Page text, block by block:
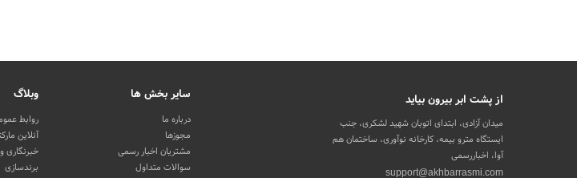
از پشت ابر بیرون بیاید
میدان آزادی، ابتدای اتوبان شهید لشکری، جنب
ایستگاه مترو بیمه، کارخانه نوآوری، ساختمان هم
آوا، اخباررسمی
support@akhbarrasmi.com
سایر بخش ها
درباره ما
مجوزها
مشتریان اخبار رسمی
سوالات متداول
وبلاگ
روابط
آنلاین
خبرنگاری
برندسازی